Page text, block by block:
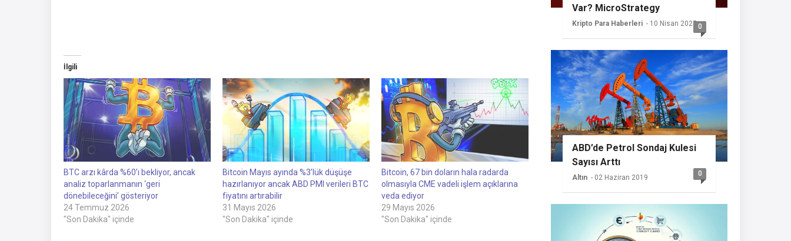
İlgili
BTC arzı kârda %60’ı bekliyor, ancak
analiz toparlanmanın ‘geri
dönebileceğini’ gösteriyor
24 Temmuz 2026
"Son Dakika" içinde
Bitcoin Mayıs ayında %3’lük düşüşe
hazırlanıyor ancak ABD PMI verileri BTC
fiyatını artırabilir
31 Mayıs 2026
"Son Dakika" içinde
Bitcoin, 67 bin doların hala radarda
olmasıyla CME vadeli işlem açıklarına
veda ediyor
29 Mayıs 2026
"Son Dakika" içinde
Var? MicroStrategy
Sessizliğini Koruyor
Kripto Para Haberleri - 10 Nisan 20250
ABD’de Petrol Sondaj Kulesi
Sayısı Arttı
Altın - 02 Haziran 2019 0